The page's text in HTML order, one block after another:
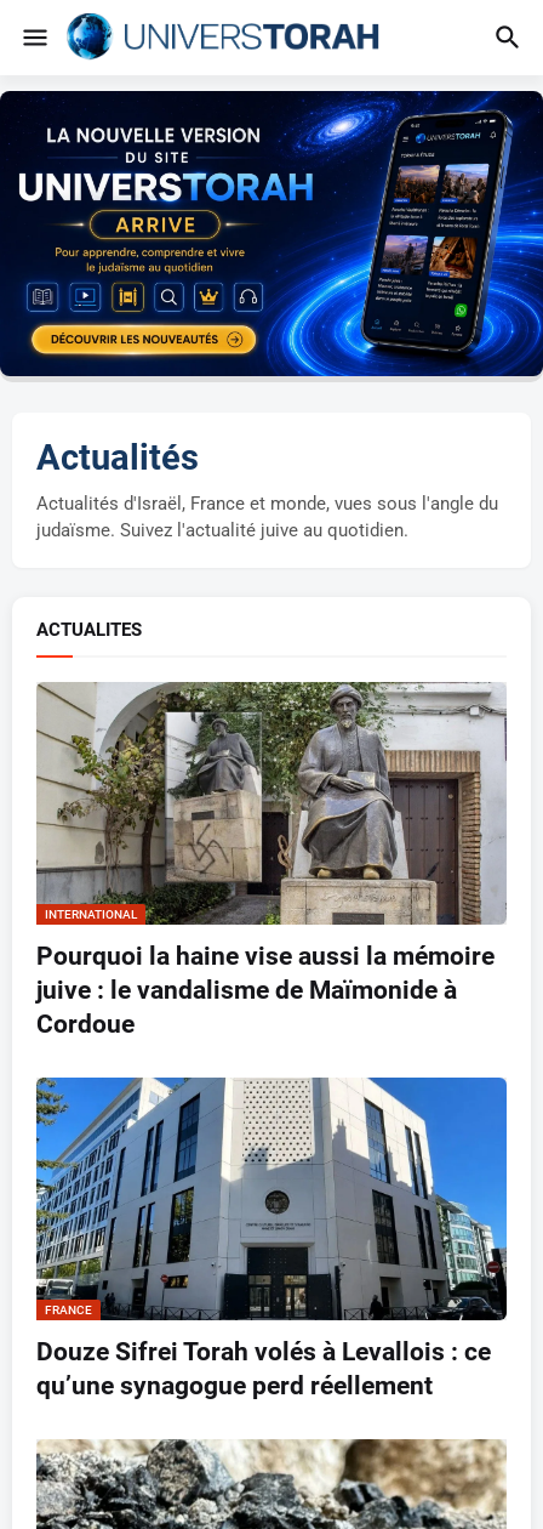
Actualités
Actualités d'Israël, France et monde, vues sous l'angle du
judaïsme. Suivez l'actualité juive au quotidien.
ACTUALITES
INTERNATIONAL
Pourquoi la haine vise aussi la mémoire
juive : le vandalisme de Maïmonide à
Cordoue
FRANCE
Douze Sifrei Torah volés à Levallois : ce
qu’une synagogue perd réellement